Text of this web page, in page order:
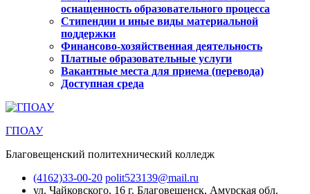
оснащенность образовательного процесса
Стипендии и иные виды материальной
поддержки
Финансово-хозяйственная деятельность
Платные образовательные услуги
Вакантные места для приема (перевода)
Доступная среда
ГПОАУ
Благовещенский политехнический колледж
(4162)33-00-20 polit523139@mail.ru
ул. Чайковского, 16 г. Благовещенск, Амурская обл.